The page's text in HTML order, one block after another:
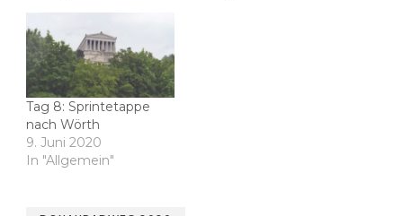
Tag 8: Sprintetappe
nach Wörth
9. Juni 2020
In "Allgemein"